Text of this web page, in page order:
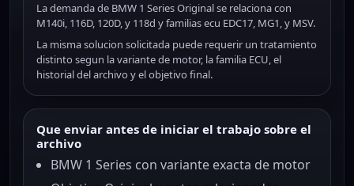
La demanda de BMW 1 Series Original se relaciona con
M140i, 116D, 120D, y 118d y familias ecu EDC17, MG1, y MSV.
La misma solucion solicitada puede requerir un tratamiento
distinto segun la variante de motor, la familia ECU, el
historial del archivo y el objetivo final.
Que enviar antes de iniciar el trabajo sobre el
archivo
BMW 1 Series con variante exacta de motor